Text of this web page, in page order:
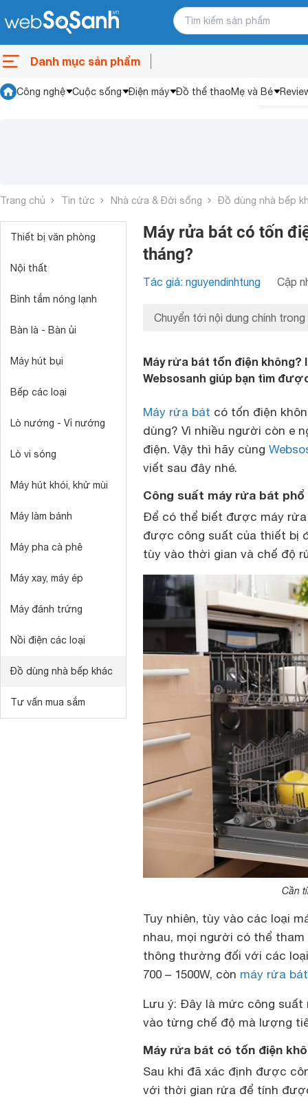
Danh mục sản phẩm
Công nghệ Cuộc sống Điện máy Đồ thể thaoMẹ và Bé
Trang chủ Tin tức Nhà cửa & Đời sống Đồ dùng nhà bếp
Thiết bị văn phòng
Nội thất
Bình tắm nóng lạnh
Bàn là - Bàn ủi
Máy hút bụi
Bếp các loại
Lò nướng - Vỉ nướng
Lò vi sóng
Máy hút khói, khử mùi
Máy làm bánh
Máy pha cà phê
Máy xay, máy ép
Máy đánh trứng
Nồi điện các loại
Đồ dùng nhà bếp khác
Tư vấn mua sắm
Máy rửa bát có tốn
tháng?
Tác giả: nguyendinhtung Cập
Chuyển tới nội dung chính trong
Máy rửa bát tốn điện không?
Websosanh giúp bạn tìm
Máy rửa bát có tốn điện
dùng? Vì nhiều người còn e
điện. Vậy thì hãy cùng
viết sau đây nhé.
Công suất máy rửa bát phổ
Để có thể biết được máy
được công suất của thiết bị
tùy vào thời gian và chế độ
Cần
Tuy nhiên, tùy vào các loại
nhau, mọi người có thể
thông thường đối với các
700 – 1500W, còn máy rửa
Lưu ý: Đây là mức công
vào từng chế độ mà lượng
Máy rửa bát có tốn điện
Sau khi đã xác định được
với thời gian rửa để tính